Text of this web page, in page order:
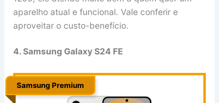
aparelho atual e funcional. Vale conferir e
aproveitar o custo-benefício.
4. Samsung Galaxy S24 FE
..
Samsung Premium